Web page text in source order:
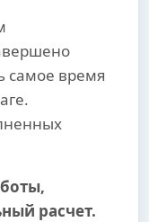
самое время
расчет.